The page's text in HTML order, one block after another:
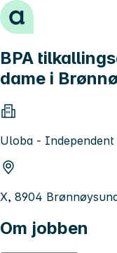
Hopp til innhold
BPA
dame i
Uloba - Independent
X, 8904
Om jobben